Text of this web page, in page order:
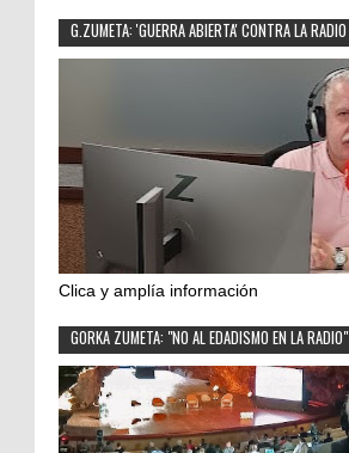
G.ZUMETA: 'GUERRA ABIERTA' CONTRA LA RADIO
Clica y amplía información
GORKA ZUMETA: "NO AL EDADISMO EN LA RADIO"